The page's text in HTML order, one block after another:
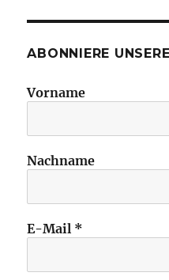
ABONNIERE
Vorname
Nachname
E-Mail *